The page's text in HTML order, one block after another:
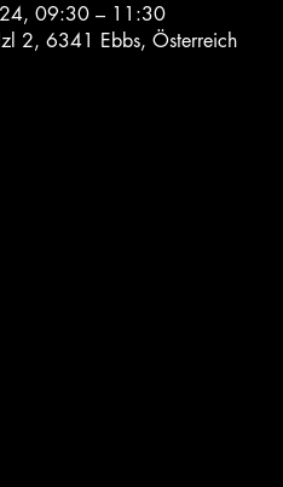
09:30 – 11:30
2, 6341 Ebbs, Österreich